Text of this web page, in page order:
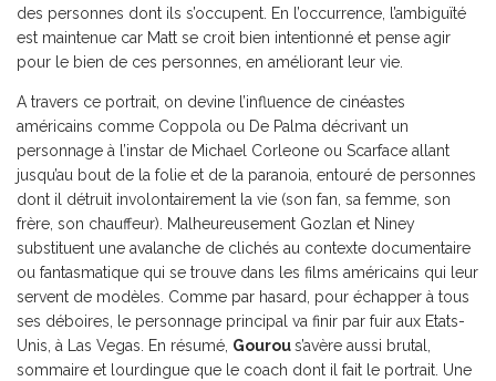
des personnes dont ils s’occupent. En l’occurrence, l’ambiguïté
est maintenue car Matt se croit bien intentionné et pense agir
pour le bien de ces personnes, en améliorant leur vie.
A travers ce portrait, on devine l’influence de cinéastes
américains comme Coppola ou De Palma décrivant un
personnage à l’instar de Michael Corleone ou Scarface allant
jusqu’au bout de la folie et de la paranoia, entouré de personnes
dont il détruit involontairement la vie (son fan, sa femme, son
frère, son chauffeur). Malheureusement Gozlan et Niney
substituent une avalanche de clichés au contexte documentaire
ou fantasmatique qui se trouve dans les films américains qui leur
servent de modèles. Comme par hasard, pour échapper à tous
ses déboires, le personnage principal va finir par fuir aux Etats-
Unis, à Las Vegas. En résumé, Gourous’avère aussi brutal,
sommaire et lourdingue que le coach dont il fait le portrait. Une